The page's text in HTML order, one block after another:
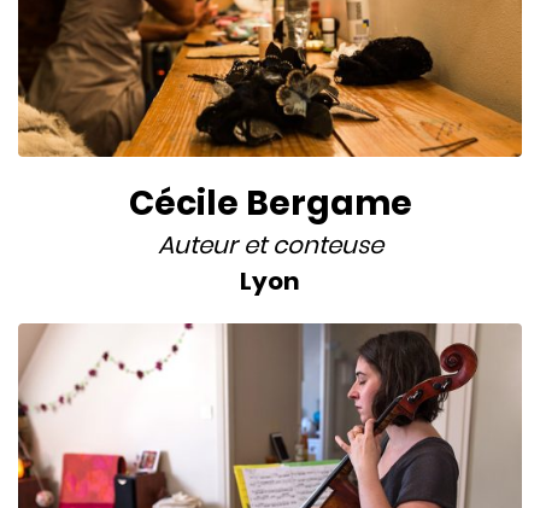
Cécile Bergame
Auteuretconteuse
Lyon